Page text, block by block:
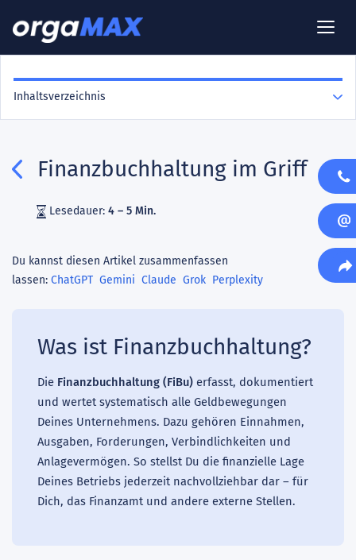
Finanzbuchhaltung im Griff
Lesedauer: 4 – 5 Min.
Du kannst diesen Artikel zusammenfassen
lassen: ChatGPT Gemini Claude Grok Perplexity
Was ist Finanzbuchhaltung?
Die Finanzbuchhaltung (FiBu) erfasst, dokumentiert
und wertet systematisch alle Geldbewegungen
Deines Unternehmens. Dazu gehören Einnahmen,
Ausgaben, Forderungen, Verbindlichkeiten und
Anlagevermögen. So stellst Du die finanzielle Lage
Deines Betriebs jederzeit nachvollziehbar dar – für
Dich, das Finanzamt und andere externe Stellen.
Inhaltsverzeichnis